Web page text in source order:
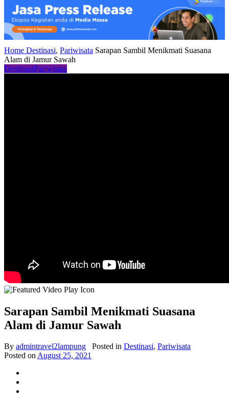
Home Destinasi, Pariwisata Sarapan Sambil Menikmati Suasana
Alam di Jamur Sawah
DestinasiPariwisata
Sarapan Sambil Menikmati Suasana
Alam di Jamur Sawah
By admintravel2lampung Posted in Destinasi, Pariwisata
Posted onAugust 25, 2021